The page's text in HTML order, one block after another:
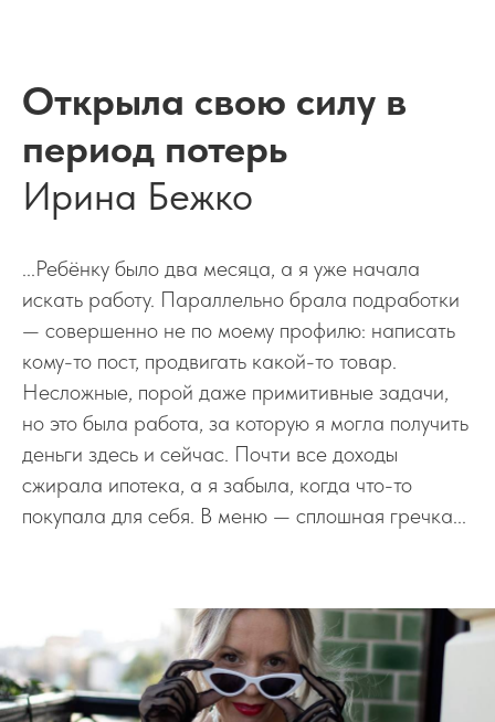
Открыла свою силу в
период потерь
Ирина Бежко
...Ребёнку было два месяца, а я уже начала
искать работу. Параллельно брала подработки
— совершенно не по моему профилю: написать
кому-то пост, продвигать какой-то товар.
Несложные, порой даже примитивные задачи,
но это была работа, за которую я могла получить
деньги здесь и сейчас. Почти все доходы
сжирала ипотека, а я забыла, когда что-то
покупала для себя. В меню — сплошная гречка...